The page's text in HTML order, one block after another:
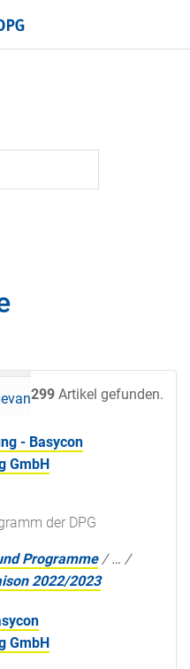
299 Artikel gefunden.
Datum
- Basycon
GmbH
der DPG
Programme /… /
2022/2023
GmbH